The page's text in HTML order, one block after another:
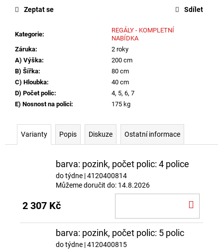
Kategorie:
REGÁLY - KOMPLETNÍ
NABÍDKA
Záruka:
2 roky
A) Výška:
200 cm
B) Šířka:
80 cm
C) Hloubka:
40 cm
D) Počet polic:
4, 5, 6, 7
E) Nosnost na polici: 175 kg
Zeptat se Sdílet
Varianty Popis Diskuze Ostatní informace
barva: pozink, počet polic: 4 police
do týdne | 4120400814
Můžeme doručit do: 14.8.2026
2 307 Kč
barva: pozink, počet polic: 5 polic
do týdne | 4120400815